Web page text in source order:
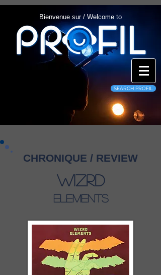
Bienvenue sur / Welcome to
SEARCH PROFIL
CHRONIQUE / REVIEW
WIZRD
Elements